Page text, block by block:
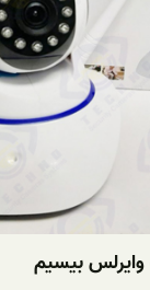
بیسیم